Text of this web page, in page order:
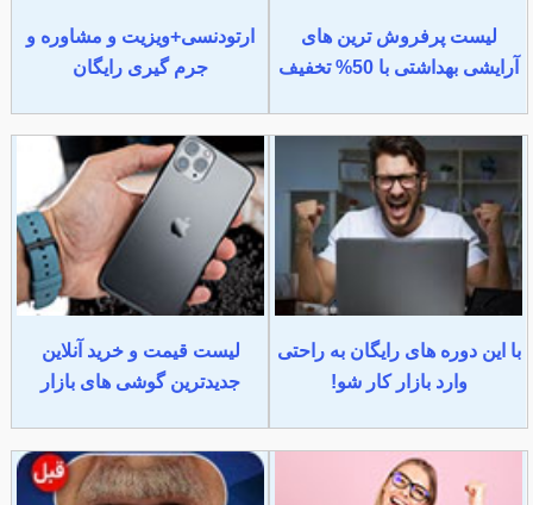
لیست پرفروش ترین های
آرایشی بهداشتی با 50% تخفیف
ارتودنسی+ویزیت و مشاوره و
جرم گیری رایگان
با این دوره های رایگان به راحتی
وارد بازار کار شو!
لیست قیمت و خرید آنلاین
جدیدترین گوشی های بازار